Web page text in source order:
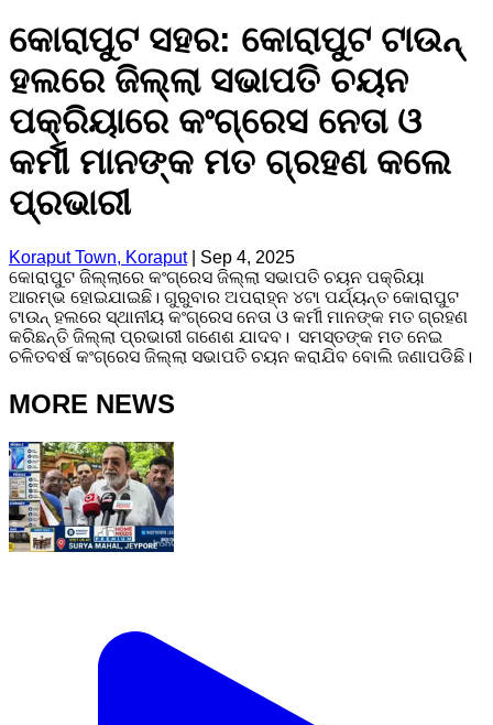
କୋରାପୁଟ ସହର: କୋରାପୁଟ ଟାଉନ୍
ହଲରେ ଜିଲ୍ଲା ସଭାପତି ଚୟନ
ପକ୍ରିୟାରେ କଂଗ୍ରେସ ନେତା ଓ
କର୍ମୀ ମାନଙ୍କ ମତ ଗ୍ରହଣ କଲେ
ପ୍ରଭାରୀ
Koraput Town, Koraput| Sep 4, 2025
କୋରାପୁଟ ଜିଲ୍ଲାରେ କଂଗ୍ରେସ ଜିଲ୍ଲା ସଭାପତି ଚୟନ ପକ୍ରିୟା
ଆରମ୍ଭ ହୋଇଯାଇଛି। ଗୁରୁବାର ଅପରାହ୍ନ ୪ଟା ପର୍ଯ୍ୟନ୍ତ କୋରାପୁଟ
ଟାଉନ୍ ହଲରେ ସ୍ଥାନୀୟ କଂଗ୍ରେସ ନେତା ଓ କର୍ମୀ ମାନଙ୍କ ମତ ଗ୍ରହଣ
କରିଛନ୍ତି ଜିଲ୍ଲା ପ୍ରଭାରୀ ଗଣେଶ ଯାଦବ। ସମସ୍ତଙ୍କ ମତ ନେଇ
ଚଳିତବର୍ଷ କଂଗ୍ରେସ ଜିଲ୍ଲା ସଭାପତି ଚୟନ କରାଯିବ ବୋଲି ଜଣାପଡିଛି।
MORE NEWS